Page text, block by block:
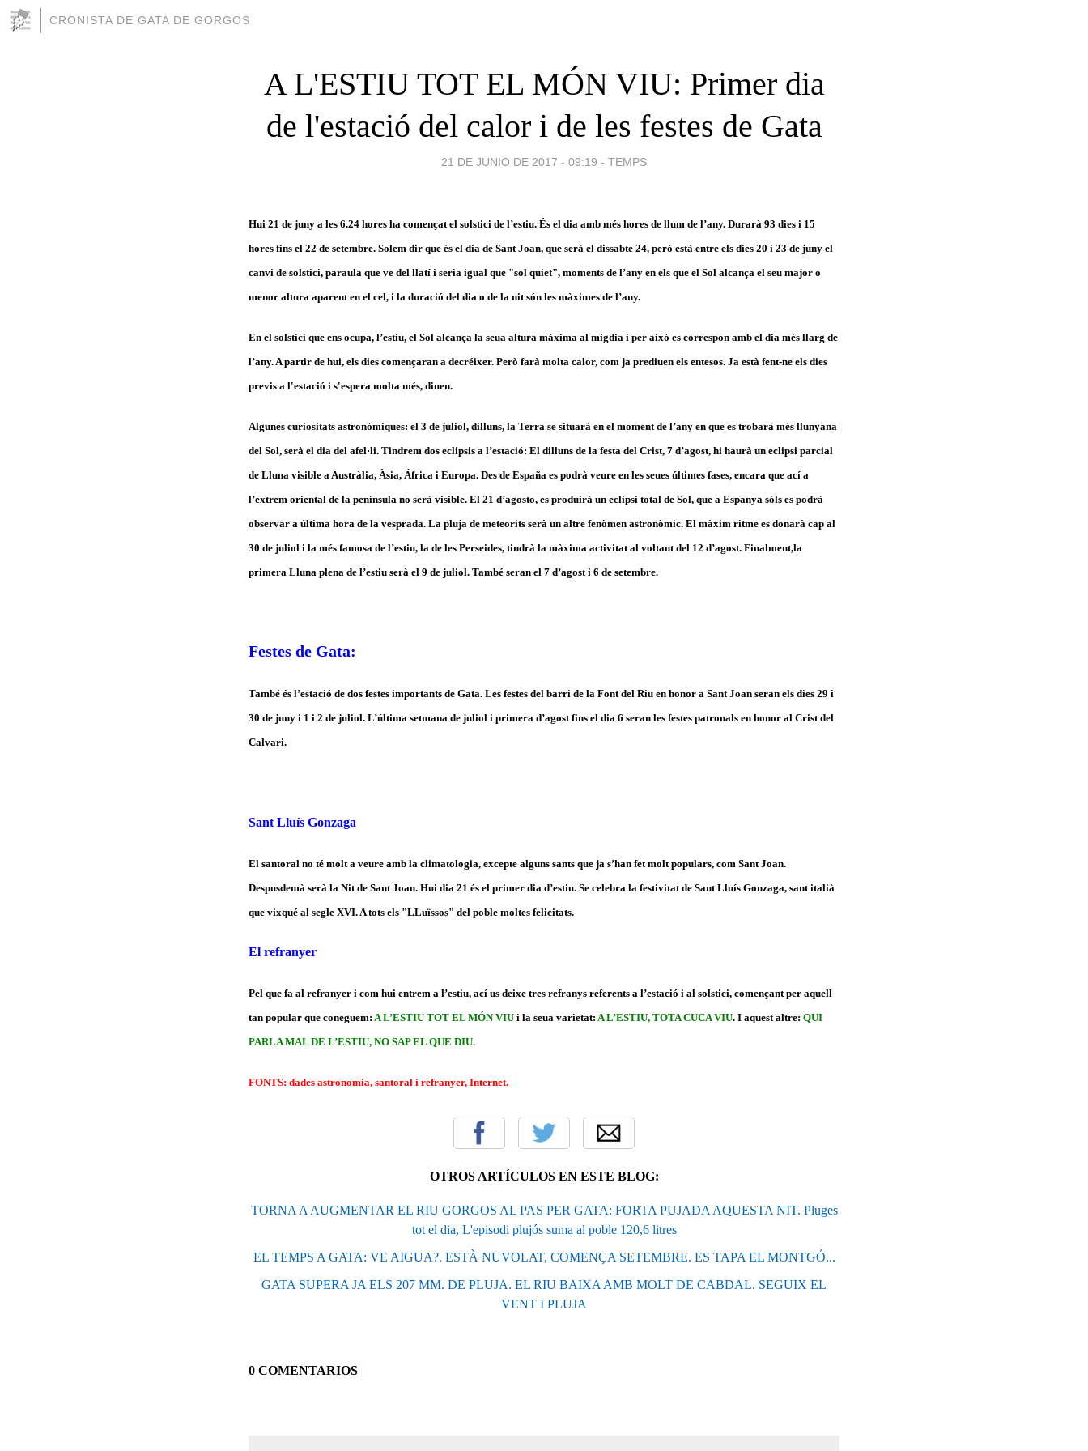
CRONISTA DE GATA DE GORGOS
A L'ESTIU TOT EL MÓN VIU: Primer dia
de l'estació del calor i de les festes de Gata
21 DE JUNIO DE 2017 - 09:19 - TEMPS
Hui 21 de juny a les 6.24 hores ha començat el solstici de l’estiu. És el dia amb més hores de llum de l’any. Durarà 93 dies i 15
hores fins el 22 de setembre. Solem dir que és el dia de Sant Joan, que serà el dissabte 24, però està entre els dies 20 i 23 de juny el
canvi de solstici, paraula que ve del llatí i seria igual que "sol quiet", moments de l’any en els que el Sol alcança el seu major o
menor altura aparent en el cel, i la duració del dia o de la nit són les màximes de l’any.
En el solstici que ens ocupa, l’estiu, el Sol alcança la seua altura màxima al migdia i per això es correspon amb el dia més llarg de
l’any. A partir de hui, els dies començaran a decréixer. Però farà molta calor, com ja prediuen els entesos. Ja està fent-ne els dies
previs a l'estació i s'espera molta més, diuen.
Algunes curiositats astronòmiques: el 3 de juliol, dilluns, la Terra se situarà en el moment de l’any en que es trobarà més llunyana
del Sol, serà el dia del afel·li. Tindrem dos eclipsis a l’estació: El dilluns de la festa del Crist, 7 d’agost, hi haurà un eclipsi parcial
de Lluna visible a Austràlia, Àsia, África i Europa. Des de España es podrà veure en les seues últimes fases, encara que ací a
l’extrem oriental de la península no serà visible. El 21 d’agosto, es produirà un eclipsi total de Sol, que a Espanya sóls es podrà
observar a última hora de la vesprada. La pluja de meteorits serà un altre fenòmen astronòmic. El màxim ritme es donarà cap al
30 de juliol i la més famosa de l’estiu, la de les Perseides, tindrà la màxima activitat al voltant del 12 d’agost. Finalment,la
primera Lluna plena de l’estiu serà el 9 de juliol. També seran el 7 d’agost i 6 de setembre.
Festes de Gata:
També és l’estació de dos festes importants de Gata. Les festes del barri de la Font del Riu en honor a Sant Joan seran els dies 29 i
30 de juny i 1 i 2 de juliol. L’última setmana de juliol i primera d’agost fins el dia 6 seran les festes patronals en honor al Crist del
Calvari.
Sant Lluís Gonzaga
El santoral no té molt a veure amb la climatologia, excepte alguns sants que ja s’han fet molt populars, com Sant Joan.
Despusdemà serà la Nit de Sant Joan. Hui dia 21 és el primer dia d’estiu. Se celebra la festivitat de Sant Lluís Gonzaga, sant italià
que vixqué al segle XVI. A tots els "LLuïssos" del poble moltes felicitats.
El refranyer
Pel que fa al refranyer i com hui entrem a l’estiu, ací us deixe tres refranys referents a l’estació i al solstici, començant per aquell
tan popular que coneguem: A L’ESTIU TOT EL MÓN VIU i la seua varietat: A L’ESTIU, TOTA CUCA VIU. I aquest altre: QUI
PARLA MAL DE L’ESTIU, NO SAP EL QUE DIU.
FONTS: dades astronomia, santoral i refranyer, Internet.
OTROS ARTÍCULOS EN ESTE BLOG:
TORNA A AUGMENTAR EL RIU GORGOS AL PAS PER GATA: FORTA PUJADA AQUESTA NIT. Pluges
tot el dia, L'episodi plujós suma al poble 120,6 litres
EL TEMPS A GATA: VE AIGUA?. ESTÀ NUVOLAT, COMENÇA SETEMBRE. ES TAPA EL MONTGÓ...
GATA SUPERA JA ELS 207 MM. DE PLUJA. EL RIU BAIXA AMB MOLT DE CABDAL. SEGUIX EL
VENT I PLUJA
0 COMENTARIOS